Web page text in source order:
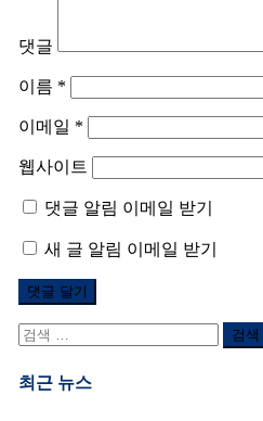
댓글
이름 *
이메일 *
웹사이트
댓글 알림 이메일 받기
새 글 알림 이메일 받기
검
어:
최근 뉴스